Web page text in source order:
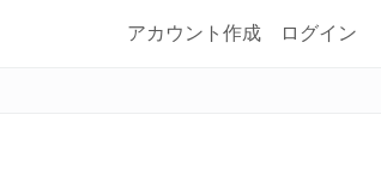
アカウント作成 ログイン